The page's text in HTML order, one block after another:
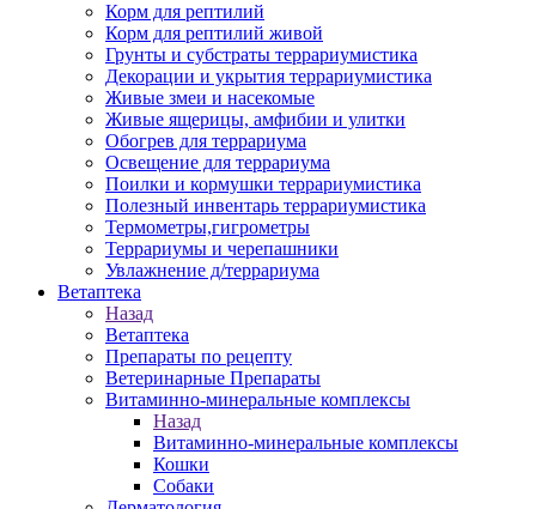
Корм для рептилий
Корм для рептилий живой
Грунты и субстраты террариумистика
Декорации и укрытия террариумистика
Живые змеи и насекомые
Живые ящерицы, амфибии и улитки
Обогрев для террариума
Освещение для террариума
Поилки и кормушки террариумистика
Полезный инвентарь террариумистика
Термометры,гигрометры
Террариумы и черепашники
Увлажнение д/террариума
Ветаптека
Назад
Ветаптека
Препараты по рецепту
Ветеринарные Препараты
Витаминно-минеральные комплексы
Назад
Витаминно-минеральные комплексы
Кошки
Собаки